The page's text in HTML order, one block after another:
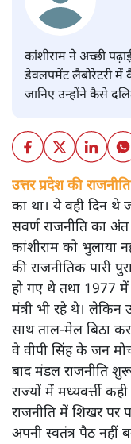
कांशीराम ने अच्छी
डेवलपमेंट लैबोरेटरी में
जानिए उन्होंने कैसे
उत्तर प्रदेश की
का था। ये वही दिन थे
सवर्ण राजनीति का
कांशीराम को भुलाया
की राजनीतिक पारी
हो गए थे तथा 1977 में
मंत्री भी रहे थे। लेकिन
साथ ताल-मेल बिठा
वे वीपी सिंह के जन
बाद मंडल राजनीति
राज्यों में मध्यवर्त्ती
राजनीति में शिखर पर
अपनी स्वतंत्र पैठ नहीं